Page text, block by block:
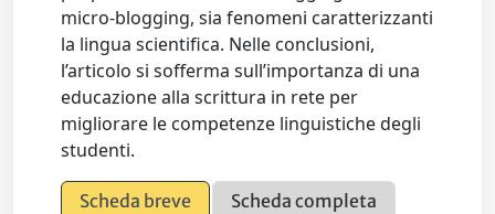
micro-blogging, sia fenomeni caratterizzanti
la lingua scientifica. Nelle conclusioni,
l’articolo si sofferma sull’importanza di una
educazione alla scrittura in rete per
migliorare le competenze linguistiche degli
studenti.
Scheda breve
Scheda completa